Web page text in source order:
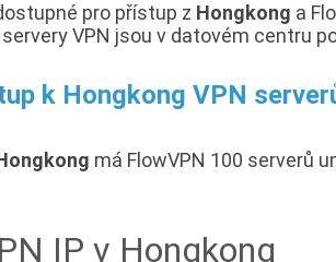
pro přístup z Hongkong a
VPN jsou v datovém centru
k Hongkong VPN
má FlowVPN 100 serverů
IP v Hongkong